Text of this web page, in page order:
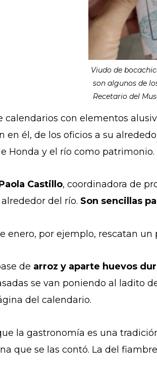
Viudo de
son algunos de
Recetario del
calendarios con elementos
en él, de los oficios a su
Honda y el río como patrimonio.
Castillo, coordinadora de
del río. Son sencillas
enero, por ejemplo, rescatan
de arroz y aparte huevos
se van poniendo al ladito
del calendario.
la gastronomía es una
que se las contó. La del